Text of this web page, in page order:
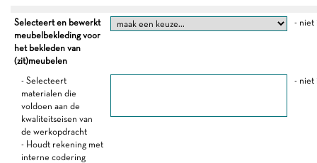
Selecteert en bewerkt
meubelbekleding voor
het bekleden van
(zit)meubelen
- niet
- Selecteert
materialen die
voldoen aan de
kwaliteitseisen van
de werkopdracht
- Houdt rekening met
interne codering
- niet